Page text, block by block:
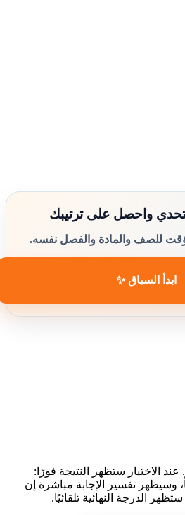
واحصل على ترتيبك
للصف والمادة والفصل نفسه.
ابدأ السباق ✨
الاختيار ستظهر النتيجة فورًا:
وسيظهر تفسير الإجابة مباشرة إن
الدرجة النهائية تلقائيًا.